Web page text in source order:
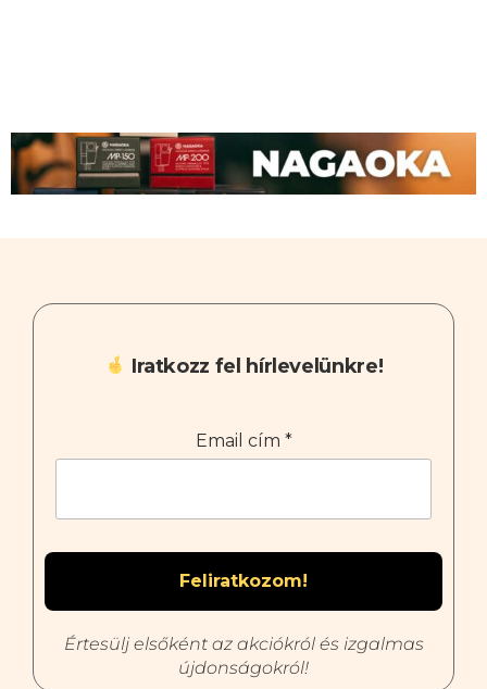
Iratkozz fel hírlevelünkre!
Email cím *
Értesülj elsőként az akciókról és izgalmas
újdonságokról!